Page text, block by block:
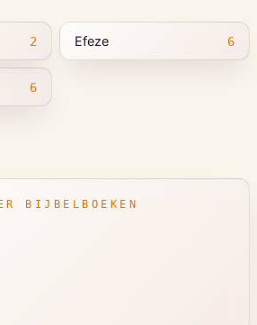
2 Efeze 6
6
BIJBELBOEKEN